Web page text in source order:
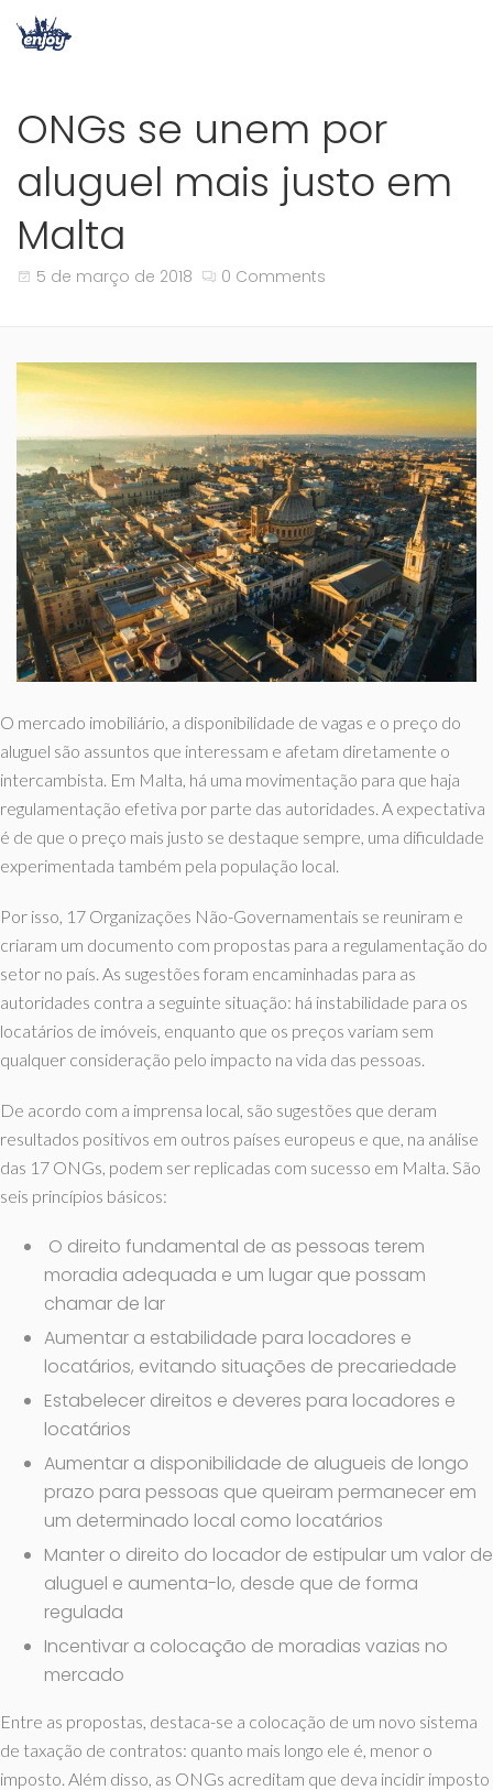
ONGs se unem por
aluguel mais justo em
Malta
5 de março de 2018 0 Comments
O mercado imobiliário, a disponibilidade de vagas e o preço do
aluguel são assuntos que interessam e afetam diretamente o
intercambista. Em Malta, há uma movimentação para que haja
regulamentação efetiva por parte das autoridades. A expectativa
é de que o preço mais justo se destaque sempre, uma dificuldade
experimentada também pela população local.
Por isso, 17 Organizações Não-Governamentais se reuniram e
criaram um documento com propostas para a regulamentação do
setor no país. As sugestões foram encaminhadas para as
autoridades contra a seguinte situação: há instabilidade para os
locatários de imóveis, enquanto que os preços variam sem
qualquer consideração pelo impacto na vida das pessoas.
De acordo com a imprensa local, são sugestões que deram
resultados positivos em outros países europeus e que, na análise
das 17 ONGs, podem ser replicadas com sucesso em Malta. São
seis princípios básicos:
O direito fundamental de as pessoas terem
moradia adequada e um lugar que possam
chamar de lar
Aumentar a estabilidade para locadores e
locatários, evitando situações de precariedade
Estabelecer direitos e deveres para locadores e
locatários
Aumentar a disponibilidade de alugueis de longo
prazo para pessoas que queiram permanecer em
um determinado local como locatários
Manter o direito do locador de estipular um valor de
aluguel e aumenta-lo, desde que de forma
regulada
Incentivar a colocação de moradias vazias no
mercado
Entre as propostas, destaca-se a colocação de um novo sistema
de taxação de contratos: quanto mais longo ele é, menor o
imposto. Além disso, as ONGs acreditam que deva incidir imposto